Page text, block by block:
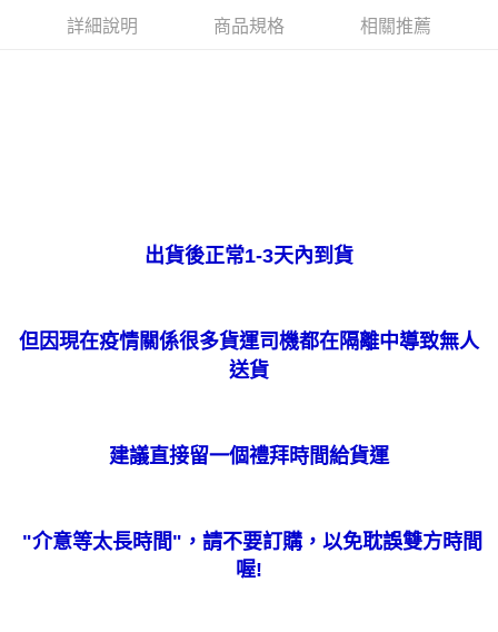
詳細說明 商品規格 相關推薦
出貨後正常1-3天內到貨
但因現在疫情關係很多貨運司機都在隔離中導致無人
送貨
建議直接留一個禮拜時間給貨運
"介意等太長時間" ，請不要訂購，以免耽誤雙方時間
喔!